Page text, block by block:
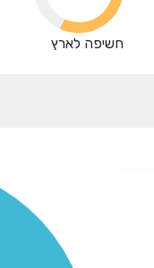
חשיפה לארץ